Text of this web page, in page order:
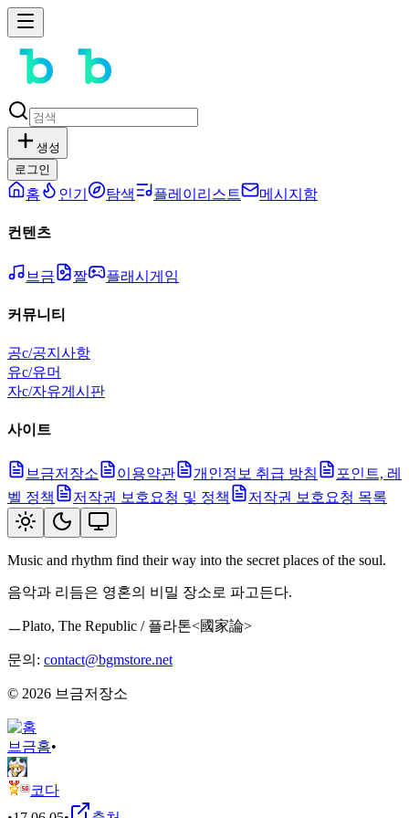
생성
로그인
홈 인기 탐색 플레이리스트 메시지함
컨텐츠
브금 짤 플래시게임
커뮤니티
공c/공지사항
유c/유머
자c/자유게시판
사이트
브금저장소 이용약관 개인정보 취급 방침
포인트, 레
벨 정책
저작권 보호요청 및 정책 저작권 보호요청 목록
Music and rhythm find their way into the secret places of the soul.
음악과 리듬은 영혼의 비밀 장소로 파고든다.
ㅡPlato, The Republic / 플라톤<國家論>
문의: contact@bgmstore.net
© 2026 브금저장소
브금홈•
코다